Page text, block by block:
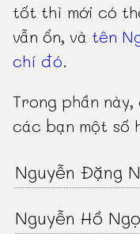
tốt thì mới có
vẫn ổn, và tên
chí đó.
Trong phần
các bạn một số
Nguyễn Đặng
Nguyễn Hồ